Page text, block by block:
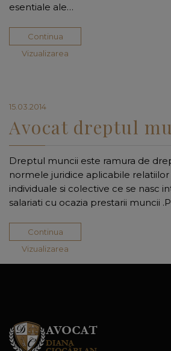
esentiale ale…
Continua
Vizualizarea
15.03.2014
Avocat dreptul
Dreptul muncii este ramura de
normele juridice aplicabile
individuale si colective ce se nasc
salariati cu ocazia prestarii muncii
Continua
Vizualizarea